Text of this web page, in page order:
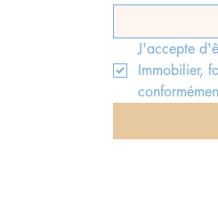
J'accepte
Immobilier,